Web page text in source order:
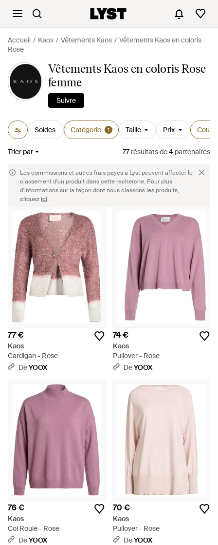
Accueil Kaos Vêtements Kaos
Vêtements Kaos en coloris
Rose
Vêtements Kaos en coloris Rose
femme
Suivre
Soldes Catégorie 1 Taille Prix
Trier par 77résultatsde4 partenaires
Les commissions et autres frais payés à Lyst peuvent affecter le
classement d'un produit dans cette recherche. Pour plus
d'informations sur la façon dont nous classons les produits,
cliquezici.
77 €
Kaos
Cardigan - Rose
DeYOOX
74 €
Kaos
Pullover - Rose
DeYOOX
76 €
Kaos
Col Roulé - Rose
DeYOOX
70 €
Kaos
Pullover - Rose
DeYOOX